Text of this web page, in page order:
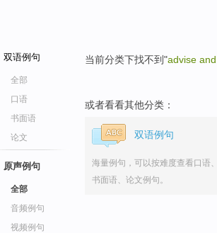
双语例句
全部
口语
书面语
论文
原声例句
全部
音频例句
视频例句
当前分类下找不到"advise
或者看看其他分类：
双语例句
海量例句，可以按难度查看口语、
书面语、论文例句。